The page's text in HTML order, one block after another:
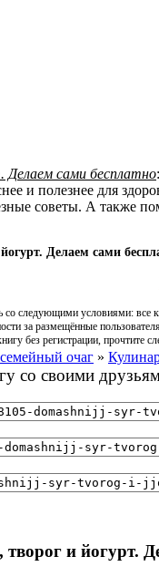
сами бесплатно
и полезнее для
советы. А также
Делаем сами
со следующими условиями: все
за размещённые
без регистрации, прочтите
очаг »
со своими
и йогурт.